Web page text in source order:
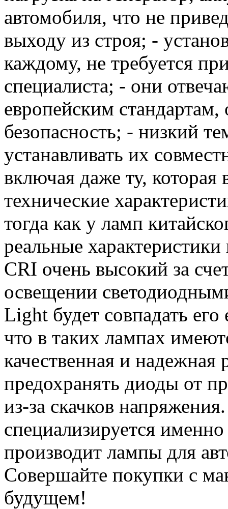
автомобиля, что не
выходу из строя; -
каждому, не требуется
специалиста; - они
европейским
безопасность; - низкий
устанавливать их
включая даже ту,
технические
тогда как у ламп
реальные
CRI очень высокий за
освещении
Light будет совпадать
что в таких лампах
качественная и надежная
предохранять диоды от
из-за скачков
специализируется
производит лампы для
Совершайте покупки с
будущем!